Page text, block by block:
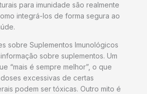
para imunidade são realmente
integrá-los de forma segura ao
sobre Suplementos Imunológicos
sobre suplementos. Um
“mais é sempre melhor”, o que
excessivas de certas
podem ser tóxicas. Outro mito é